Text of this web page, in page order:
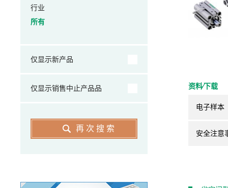
资料⁄下载
电子样本
安全注意
行业
所有
仅显示新产品
仅显示销售中止产品品
再次搜索